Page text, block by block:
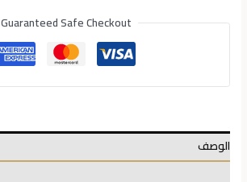
Guaranteed Safe Checkout
الوصف